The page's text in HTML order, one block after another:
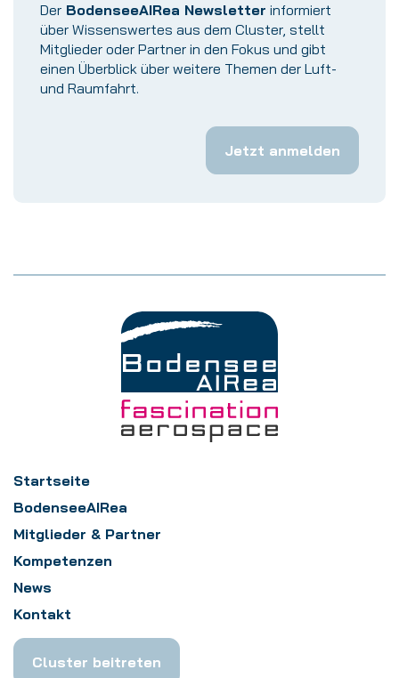
Der BodenseeAIRea Newsletter informiert
über Wissenswertes aus dem Cluster, stellt
Mitglieder oder Partner in den Fokus und gibt
einen Überblick über weitere Themen der Luft-
und Raumfahrt.
Jetzt anmelden
Startseite
BodenseeAIRea
Mitglieder & Partner
Kompetenzen
News
Kontakt
Cluster beitreten